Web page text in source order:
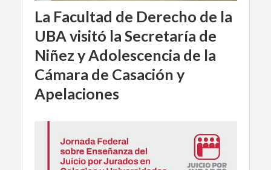
La Facultad de Derecho de la
UBA visitó la Secretaría de
Niñez y Adolescencia de la
Cámara de Casación y
Apelaciones